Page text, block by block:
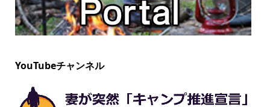
YouTubeチャンネル